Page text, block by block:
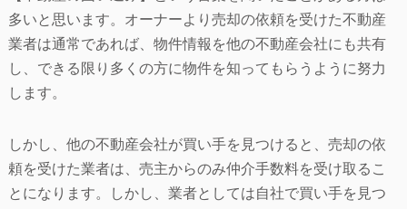
多いと思います。オーナーより売却の依頼を受けた不動産
業者は通常であれば、物件情報を他の不動産会社にも共有
し、できる限り多くの方に物件を知ってもらうように努力
します。
しかし、他の不動産会社が買い手を見つけると、売却の依
頼を受けた業者は、売主からのみ仲介手数料を受け取るこ
とになります。しかし、業者としては自社で買い手を見つ